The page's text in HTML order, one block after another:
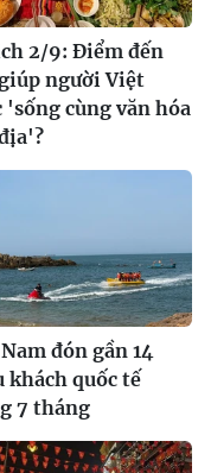
2/9: Điểm đến
người Việt
'sống cùng văn hóa
đón gần 14
khách quốc tế
7 tháng